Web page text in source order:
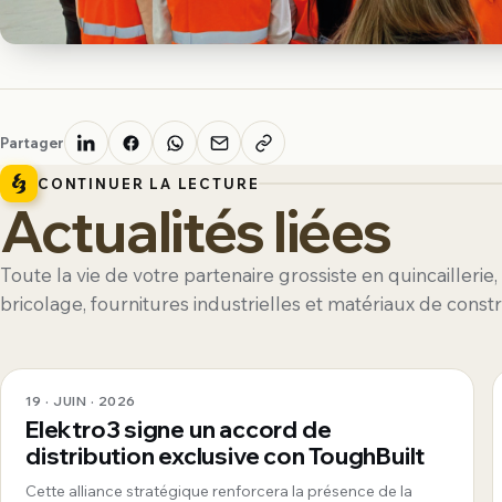
Partager
CONTINUER LA LECTURE
Actualités liées
Toute la vie de votre partenaire grossiste en quincaillerie,
bricolage, fournitures industrielles et matériaux de
19 · JUIN · 2026
Elektro3 signe un accord de
distribution exclusive con ToughBuilt
Cette alliance stratégique renforcera la présence de la